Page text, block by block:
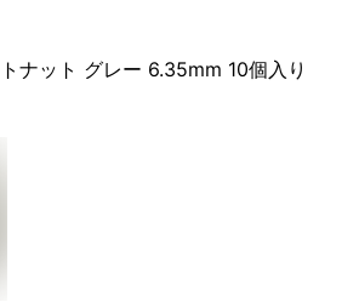
ナット グレー 6.35mm 10個入り